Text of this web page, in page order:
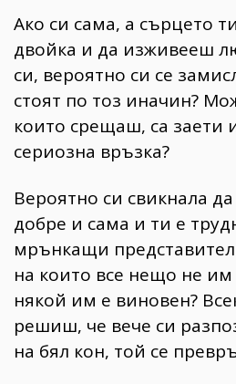
Wellness
1817
ПОСЛЕДВАЙТЕ
НИ
Ако си сама, а сърцето
двойка и да изживееш
си, вероятно си се
стоят по тоз иначин?
които срещаш, са заети
сериозна връзка?
Вероятно си свикнала
добре и сама и ти е
мрънкащи
на които все нещо не им
някой им е виновен?
решиш, че вече си
на бял кон, той се